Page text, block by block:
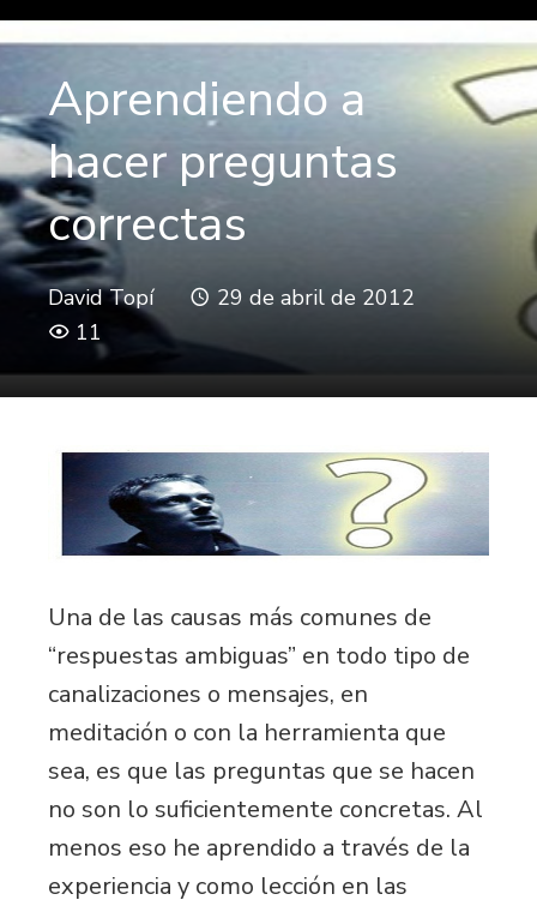
Aprendiendo a
hacer preguntas
correctas
David Topí
29 de abril de 2012
11
Una de las causas más comunes de
“respuestas ambiguas” en todo tipo de
canalizaciones o mensajes, en
meditación o con la herramienta que
sea, es que las preguntas que se hacen
no son lo suficientemente concretas. Al
menos eso he aprendido a través de la
experiencia y como lección en las